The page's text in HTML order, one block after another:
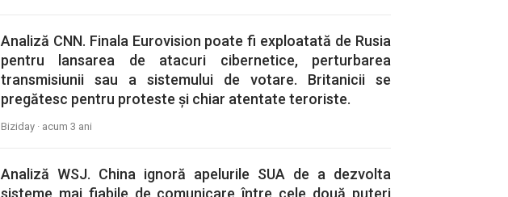
Analiză CNN. Finala Eurovision poate fi exploatată de Rusia
pentru lansarea de atacuri cibernetice, perturbarea
transmisiunii sau a sistemului de votare. Britanicii se
pregătesc pentru proteste și chiar atentate teroriste.
Biziday · acum 3 ani
Analiză WSJ. China ignoră apelurile SUA de a dezvolta
sisteme mai fiabile de comunicare între cele două puteri